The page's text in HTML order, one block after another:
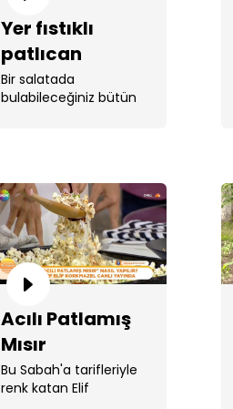
Yer fıstıklı
patlıcan
salatası tarifi!
Bir salatada
bulabileceğiniz bütün
Acılı Patlamış
Mısır
Bu Sabah'a tarifleriyle
renk katan Elif